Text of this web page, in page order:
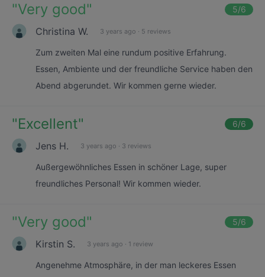
"Very good" 5/6
Christina W. 3 years ago · 5 reviews
Zum zweiten Mal eine rundum positive Erfahrung.
Essen, Ambiente und der freundliche Service haben den
Abend abgerundet. Wir kommen gerne wieder.
"Excellent" 6/6
Jens H. 3 years ago · 3 reviews
Außergewöhnliches Essen in schöner Lage, super
freundliches Personal! Wir kommen wieder.
"Very good" 5/6
Kirstin S. 3 years ago · 1 review
Angenehme Atmosphäre, in der man leckeres Essen